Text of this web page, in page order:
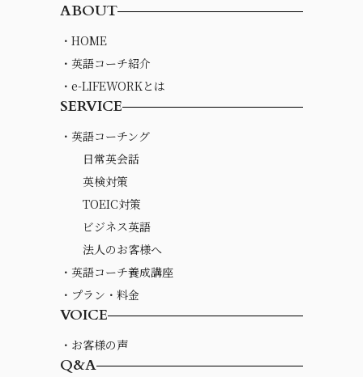
ABOUT
・HOME
・英語コーチ紹介
・e-LIFEWORKとは
SERVICE
・英語コーチング
日常英会話
英検対策
TOEIC対策
ビジネス英語
法人のお客様へ
・英語コーチ養成講座
・プラン・料金
VOICE
・お客様の声
Q&A